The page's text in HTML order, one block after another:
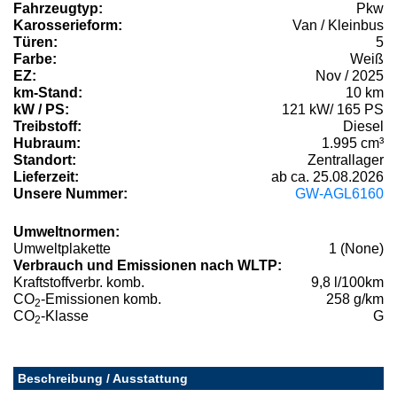
Fahrzeugtyp:
Pkw
Karosserieform:
Van / Kleinbus
Türen:
5
Farbe:
Weiß
EZ:
Nov / 2025
km-Stand:
10 km
kW / PS:
121 kW/ 165 PS
Treibstoff:
Diesel
Hubraum:
1.995 cm³
Standort:
Zentrallager
Lieferzeit:
ab ca. 25.08.2026
Unsere Nummer:
GW-AGL6160
Umweltnormen:
Umweltplakette
1 (None)
Verbrauch und Emissionen nach WLTP:
Kraftstoffverbr. komb.
9,8 l/100km
CO2-Emissionen komb.
258 g/km
CO2-Klasse G
Beschreibung / Ausstattung